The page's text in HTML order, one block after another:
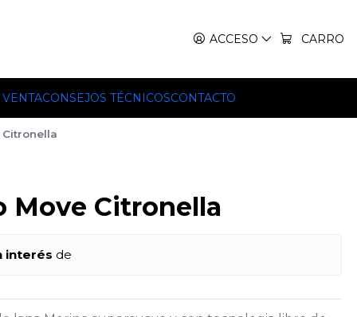
ACCESO CARRO
CONSEJOS TÉCNICOSCONTACTO
Move Citronella
interés de